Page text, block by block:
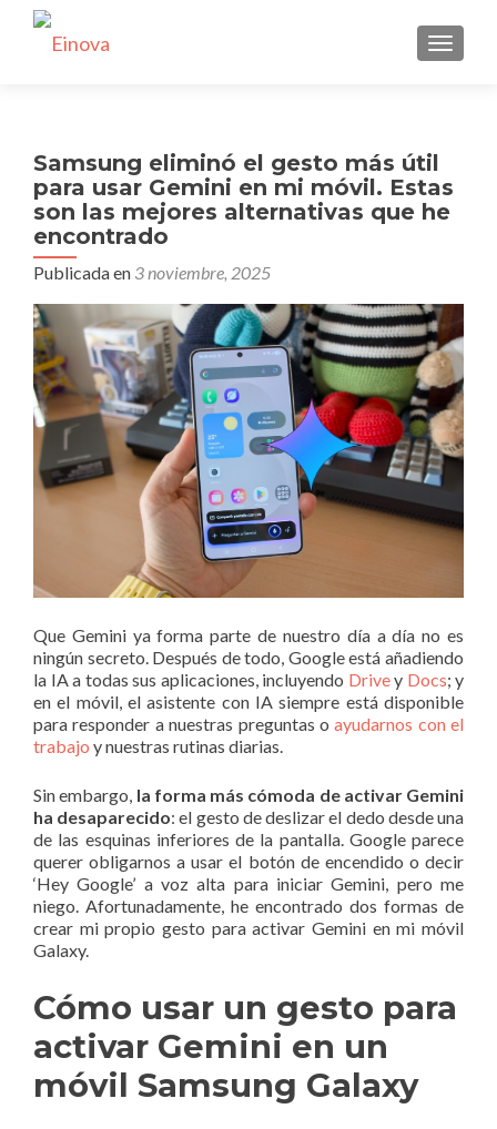
Samsung eliminó el gesto más útil
para usar Gemini en mi móvil. Estas
son las mejores alternativas que he
encontrado
Publicada en 3 noviembre, 2025
Que Gemini ya forma parte de nuestro día a día no es
ningún secreto. Después de todo, Google está añadiendo
la IA a todas sus aplicaciones, incluyendo Drivey Docs; y
en el móvil, el asistente con IA siempre está disponible
para responder a nuestras preguntas oayudarnos con el
trabajo y nuestras rutinas diarias.
Sin embargo, la forma más cómoda de activar Gemini
ha desaparecido: el gesto de deslizar el dedo desde una
de las esquinas inferiores de la pantalla. Google parece
querer obligarnos a usar el botón de encendido o decir
‘Hey Google’ a voz alta para iniciar Gemini, pero me
niego. Afortunadamente, he encontrado dos formas de
crear mi propio gesto para activar Gemini en mi móvil
Galaxy.
Cómo usar un gesto para
activar Gemini en un
móvil Samsung Galaxy